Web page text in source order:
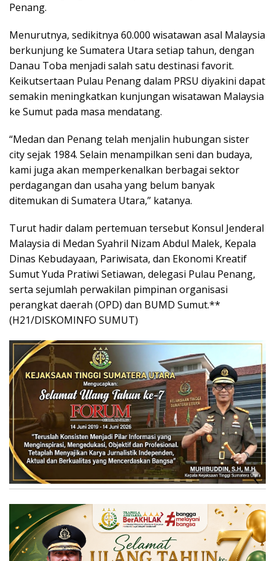
Penang.
Menurutnya, sedikitnya 60.000 wisatawan asal Malaysia
berkunjung ke Sumatera Utara setiap tahun, dengan
Danau Toba menjadi salah satu destinasi favorit.
Keikutsertaan Pulau Penang dalam PRSU diyakini dapat
semakin meningkatkan kunjungan wisatawan Malaysia
ke Sumut pada masa mendatang.
“Medan dan Penang telah menjalin hubungan sister
city sejak 1984. Selain menampilkan seni dan budaya,
kami juga akan memperkenalkan berbagai sektor
perdagangan dan usaha yang belum banyak
ditemukan di Sumatera Utara,” katanya.
Turut hadir dalam pertemuan tersebut Konsul Jenderal
Malaysia di Medan Syahril Nizam Abdul Malek, Kepala
Dinas Kebudayaan, Pariwisata, dan Ekonomi Kreatif
Sumut Yuda Pratiwi Setiawan, delegasi Pulau Penang,
serta sejumlah perwakilan pimpinan organisasi
perangkat daerah (OPD) dan BUMD Sumut.**
(H21/DISKOMINFO SUMUT)